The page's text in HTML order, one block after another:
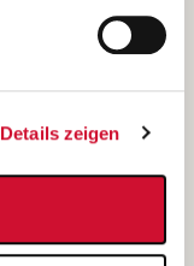
Details zeigen